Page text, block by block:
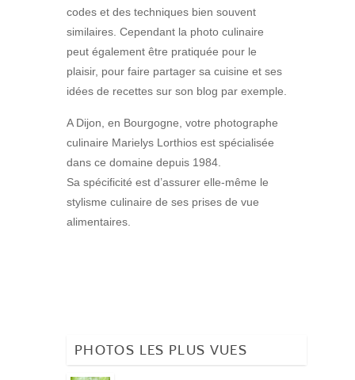
codes et des techniques bien souvent
similaires. Cependant la photo culinaire
peut également être pratiquée pour le
plaisir, pour faire partager sa cuisine et ses
idées de recettes sur son blog par exemple.
A Dijon, en Bourgogne, votre photographe
culinaire Marielys Lorthios est spécialisée
dans ce domaine depuis 1984.
Sa spécificité est d’assurer elle-même le
stylisme culinaire de ses prises de vue
alimentaires.
PHOTOS LES PLUS VUES